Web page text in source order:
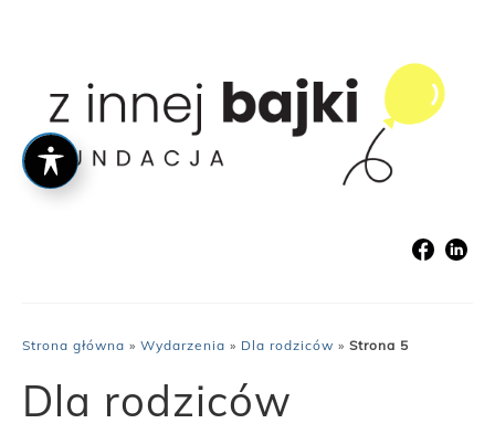
Strona główna » Wydarzenia » Dla rodziców » Strona 5
Dla rodziców